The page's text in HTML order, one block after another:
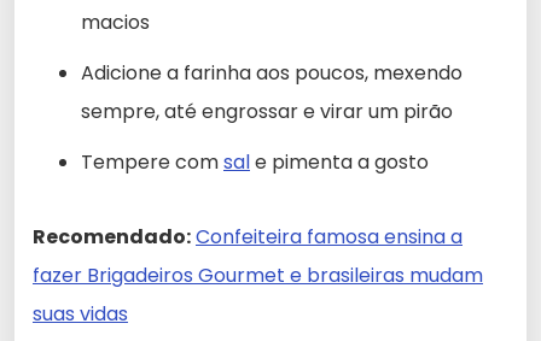
macios
Adicione a farinha aos poucos, mexendo
sempre, até engrossar e virar um pirão
Tempere comsale pimenta a gosto
Recomendado:Confeiteira famosa ensina a
fazer Brigadeiros Gourmet e brasileiras mudam
suas vidas